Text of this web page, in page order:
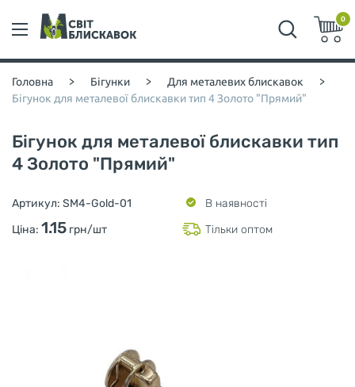
0
Головна > Бігунки > Для металевих блискавок >
Бігунок для металевої блискавки тип 4 Золото "Прямий"
Бігунок для металевої блискавки тип
4 Золото "Прямий"
Артикул: SM4-Gold-01
В наявності
Ціна: 1.15 грн/шт Тільки оптом